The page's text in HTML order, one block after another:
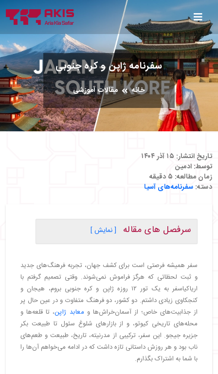
سفرنامه ژاپن و کره جنوبی
خانه مقالات آموزشی
تاریخ انتشار: ۱۵ آذر ۱۴۰۴
توسط: ادمین
زمان مطالعه: ۵ دقیقه
دسته: سفرنامه‌های آسیا
سرفصل های مقاله
[ نمایش ]
・روز اول: ورود به توکیو و تجربه اولین لحظات سفر
・
روز سوم: شادی در توکیو دیزنی لند
・
روز چهارم: سفر به کیوتو با قطار سریع‌السیر
・
روز پنجم: کیوتو سنتی و محله‌های تاریخی
・ روز ششم: اوزاکا و بازارهای محلی
・ روز هفتم: پرواز به سئول و آشنایی با شهر
・ روز هشتم: کاوش در تاریخ سئول
・روز نهم: بازارها و تجربه غذاهای محلی
・ روز دهم: جزیره جیجو و طبیعت بکر
سفر همیشه فرصتی است برای کشف جهان، تجربه فرهنگ‌های جدید
و ثبت لحظاتی که هرگز فراموش نمی‌شوند. وقتی تصمیم گرفتم با
اریاکیاسفر به یک تور ۱۲ روزه ژاپن و کره جنوبی بروم، هیجان و
کنجکاوی زیادی داشتم. دو کشور، دو فرهنگ متفاوت و در عین حال پر
از جذابیت‌های خاص؛ از آسمان‌خراش‌ها و معابد ژاپن، تا قلعه‌ها و
محله‌های تاریخی کیوتو، و از بازارهای شلوغ سئول تا طبیعت بکر
جزیره جیجو. این سفر، ترکیبی از مدرنیته، تاریخ، طبیعت و طعم‌های
ناب بود و هر روزش داستانی تازه داشت که در ادامه می‌خواهم آن‌ها را
با شما به اشتراک بگذارم.